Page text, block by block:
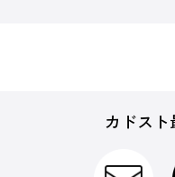
カドス